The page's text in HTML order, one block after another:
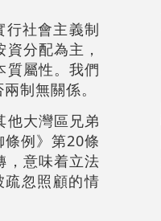
社會主義制
分配為主，
質屬性。我們
制無關係。
他大灣區兄弟
例》第20條
，意味着立法
忽照顧的情